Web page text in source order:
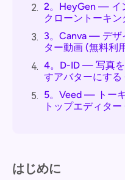
2. 2。HeyGen — イ
クローントーキン
3. 3。Canva — デザ
ター動画 (無料利
4. 4。D-ID — 写真
すアバターにす
5. 5。Veed — トー
トップエディタ
はじめに